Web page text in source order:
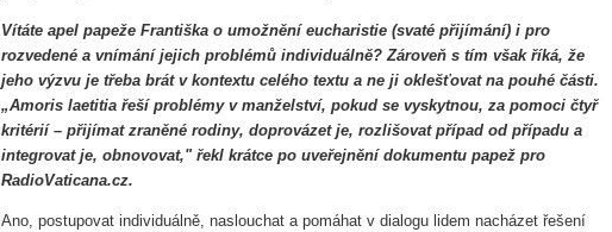
Vítáte apel papeže Františka o umožnění eucharistie (svaté přijímání) i pro
rozvedené a vnímání jejich problémů individuálně? Zároveň s tím však říká, že
jeho výzvu je třeba brát v kontextu celého textu a ne ji oklešťovat na pouhé části.
„Amoris laetitia řeší problémy v manželství, pokud se vyskytnou, za pomoci čtyř
kritérií – přijímat zraněné rodiny, doprovázet je, rozlišovat případ od případu a
integrovat je, obnovovat," řekl krátce po uveřejnění dokumentu papež pro
RadioVaticana.cz.
Ano, postupovat individuálně, naslouchat a pomáhat v dialogu lidem nacházet řešení